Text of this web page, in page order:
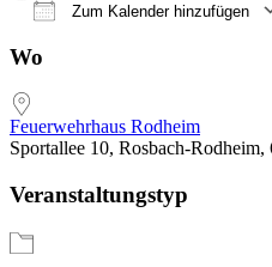
Zum Kalender hinzufügen
Wo
Feuerwehrhaus Rodheim
Sportallee 10, Rosbach-Rodheim,
Veranstaltungstyp